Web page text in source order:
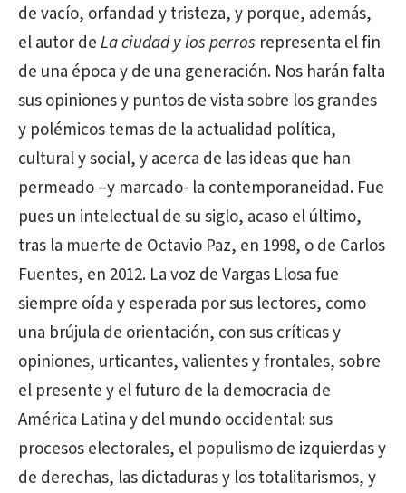
de vacío, orfandad y tristeza, y porque, además,
el autor deLa ciudad y los perros representa el fin
de una época y de una generación. Nos harán falta
sus opiniones y puntos de vista sobre los grandes
y polémicos temas de la actualidad política,
cultural y social, y acerca de las ideas que han
permeado –y marcado- la contemporaneidad. Fue
pues un intelectual de su siglo, acaso el último,
tras la muerte de Octavio Paz, en 1998, o de Carlos
Fuentes, en 2012. La voz de Vargas Llosa fue
siempre oída y esperada por sus lectores, como
una brújula de orientación, con sus críticas y
opiniones, urticantes, valientes y frontales, sobre
el presente y el futuro de la democracia de
América Latina y del mundo occidental: sus
procesos electorales, el populismo de izquierdas y
de derechas, las dictaduras y los totalitarismos, y